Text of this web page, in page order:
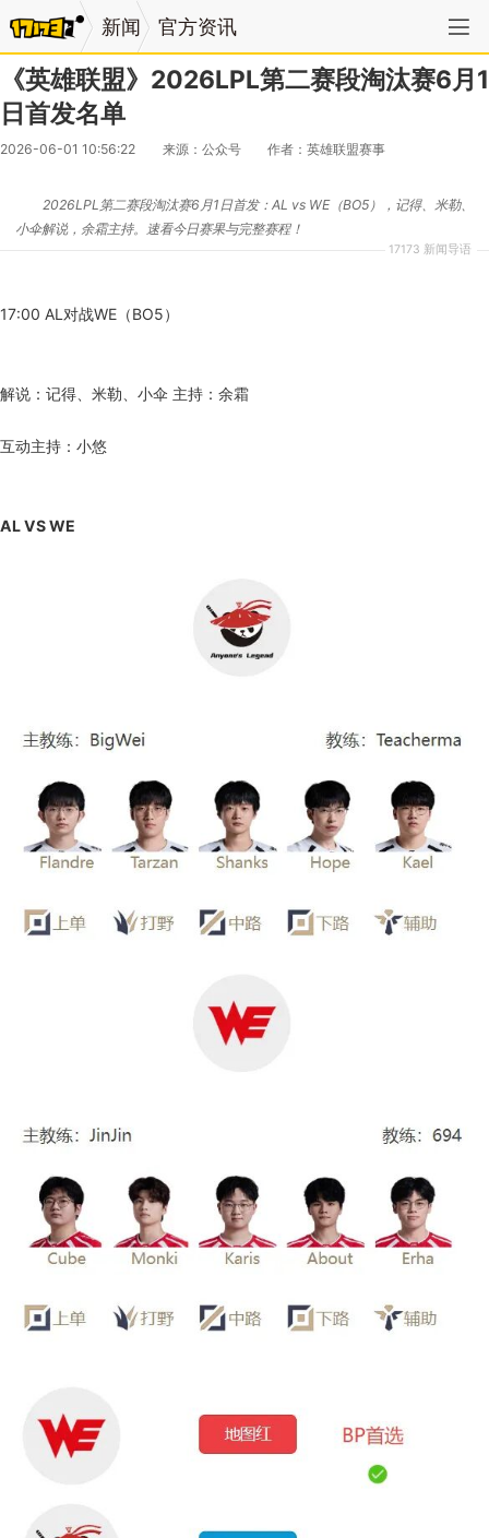
新闻 官方资讯
《英雄联盟》2026LPL第二赛段淘汰赛6月1
日首发名单
2026-06-01 10:56:22 来源：公众号 作者：英雄联盟赛事
17173 新闻导语
2026LPL第二赛段淘汰赛6月1日首发：AL vs WE（BO5），记得、米勒、
小伞解说，余霜主持。速看今日赛果与完整赛程！
17:00 AL对战WE（BO5）
解说：记得、米勒、小伞 主持：余霜
互动主持：小悠
AL VS WE